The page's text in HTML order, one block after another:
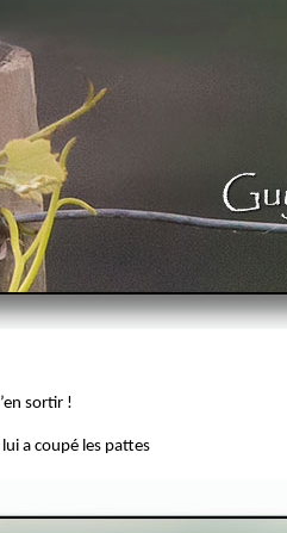
sortir !
a coupé les pattes